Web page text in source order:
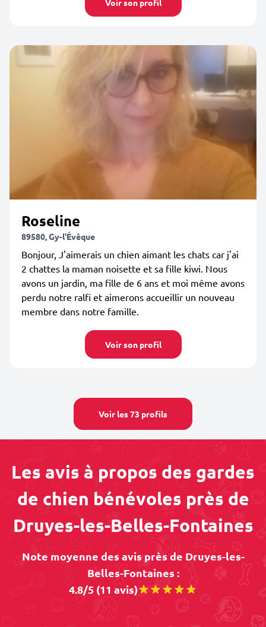
Voir son profil
Roseline
89580, Gy-l'Évêque
Bonjour, J'aimerais un chien aimant les chats car j'ai
2 chattes la maman noisette et sa fille kiwi. Nous
avons un jardin, ma fille de 6 ans et moi même avons
perdu notre ralfi et aimerons accueillir un nouveau
membre dans notre famille.
Voir son profil
Voir les 73 profils
Les avis à propos des gardes
de chien bénévoles près de
Druyes-les-Belles-Fontaines
Note moyenne des avis près de Druyes-les-
Belles-Fontaines :
4.8/5 (11 avis)